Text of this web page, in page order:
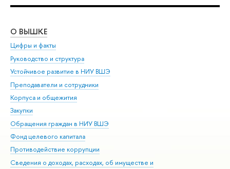
О ВЫШКЕ
Цифры и факты
Руководство и структура
Устойчивое развитие в НИУ ВШЭ
Преподаватели и сотрудники
Корпуса и общежития
Закупки
Обращения граждан в НИУ ВШЭ
Фонд целевого капитала
Противодействие коррупции
Сведения о доходах, расходах, об имуществе и